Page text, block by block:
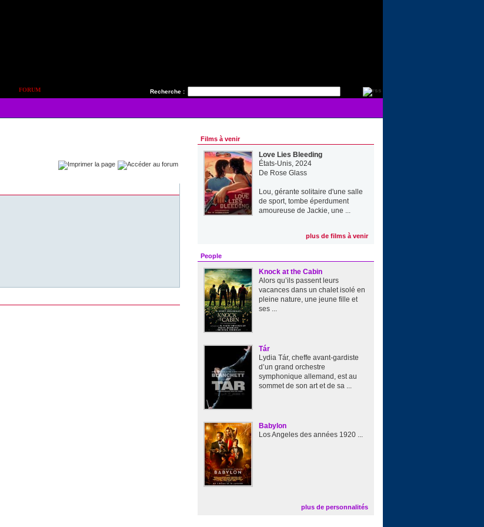
Recherche :
FORUM
Films à venir
Love Lies Bleeding
États-Unis, 2024
De Rose Glass
Lou, gérante solitaire d'une salle
de sport, tombe éperdument
amoureuse de Jackie, une ...
plus de films à venir
People
Knock at the Cabin
Alors qu’ils passent leurs
vacances dans un chalet isolé en
pleine nature, une jeune fille et
ses ...
Tár
Lydia Tár, cheffe avant-gardiste
d’un grand orchestre
symphonique allemand, est au
sommet de son art et de sa ...
Babylon
Los Angeles des années 1920 ...
plus de personnalités